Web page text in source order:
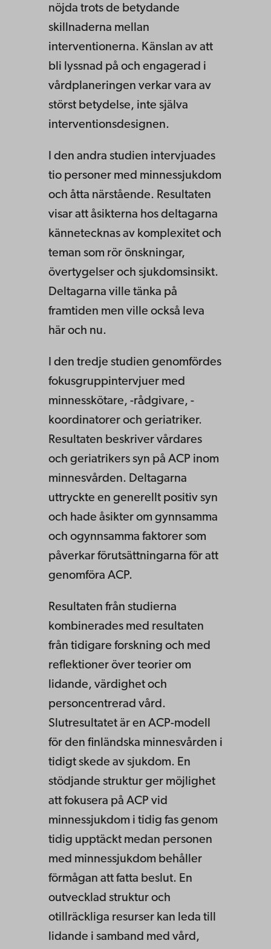
nöjda trots de betydande
skillnaderna mellan
interventionerna. Känslan av att
bli lyssnad på och engagerad i
vårdplaneringen verkar vara av
störst betydelse, inte själva
interventionsdesignen.
I den andra studien intervjuades
tio personer med minnessjukdom
och åtta närstående. Resultaten
visar att åsikterna hos deltagarna
kännetecknas av komplexitet och
teman som rör önskningar,
övertygelser och sjukdomsinsikt.
Deltagarna ville tänka på
framtiden men ville också leva
här och nu.
I den tredje studien genomfördes
fokusgruppintervjuer med
minnesskötare, -rådgivare, -
koordinatorer och geriatriker.
Resultaten beskriver vårdares
och geriatrikers syn på ACP inom
minnesvården. Deltagarna
uttryckte en generellt positiv syn
och hade åsikter om gynnsamma
och ogynnsamma faktorer som
påverkar förutsättningarna för att
genomföra ACP.
Resultaten från studierna
kombinerades med resultaten
från tidigare forskning och med
reflektioner över teorier om
lidande, värdighet och
personcentrerad vård.
Slutresultatet är en ACP-modell
för den finländska minnesvården i
tidigt skede av sjukdom. En
stödjande struktur ger möjlighet
att fokusera på ACP vid
minnessjukdom i tidig fas genom
tidig upptäckt medan personen
med minnessjukdom behåller
förmågan att fatta beslut. En
outvecklad struktur och
otillräckliga resurser kan leda till
lidande i samband med vård,